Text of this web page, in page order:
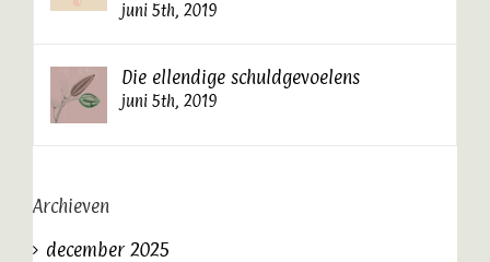
juni 5th, 2019
Die ellendige schuldgevoelens
juni 5th, 2019
Archieven
december 2025